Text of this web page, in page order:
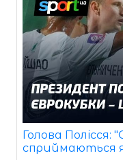
Голова Полісся:
сприймаються